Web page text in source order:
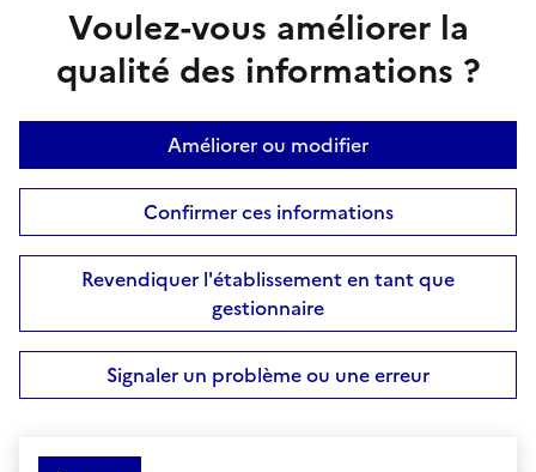
Voulez-vous améliorer la
qualité des informations ?
Améliorer ou modifier
Confirmer ces informations
Revendiquer l'établissement en tant que
gestionnaire
Signaler un problème ou une erreur